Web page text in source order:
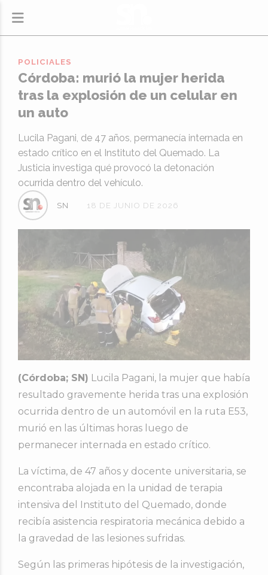
Córdoba: murió la mujer herida
tras la explosión de un celular en
un auto
Lucila Pagani, de 47 años, permanecía internada en
estado crítico en el Instituto del Quemado. La
Justicia investiga qué provocó la detonación
ocurrida dentro del vehículo.
POLICIALES
18 DE JUNIO DE 2026
SN
(Córdoba; SN) Lucila Pagani, la mujer que había
resultado gravemente herida tras una explosión
ocurrida dentro de un automóvil en la ruta E53,
murió en las últimas horas luego de
permanecer internada en estado crítico.
La víctima, de 47 años y docente universitaria, se
encontraba alojada en la unidad de terapia
intensiva del Instituto del Quemado, donde
recibía asistencia respiratoria mecánica debido a
la gravedad de las lesiones sufridas.
Según las primeras hipótesis de la investigación,